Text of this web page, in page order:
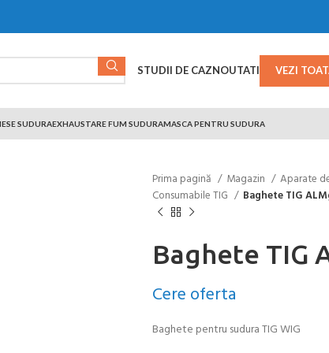
STUDII DE CAZNOUTATI VEZI
SUDURAEXHAUSTARE FUM SUDURAMASCA PENTRU SUDURA
Prima pagină Magazin
Aparate
Consumabile TIG
Baghete TIG
Baghete TIG
Cere oferta
Baghete pentru sudura TIG WIG